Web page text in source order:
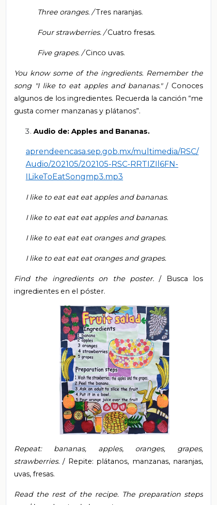
Three oranges. /Tres naranjas.
Four strawberries. /Cuatro fresas.
Five grapes. /Cinco uvas.
You know some of the ingredients. Remember the
song "I like to eat apples and bananas."/ Conoces
algunos de los ingredientes. Recuerda la canción “me
gusta comer manzanas y plátanos”.
Audio de: Apples and Bananas.
aprendeencasa.sep.gob.mx/multimedia/RSC/
Audio/202105/202105-RSC-RRTIZIl6FN-
ILikeToEatSongmp3.mp3
I like to eat eat eat apples and bananas.
I like to eat eat eat apples and bananas.
I like to eat eat eat oranges and grapes.
I like to eat eat eat oranges and grapes.
Find the ingredients on the poster./ Busca los
ingredientes en el póster.
Repeat: bananas, apples, oranges, grapes,
strawberries./ Repite: plátanos, manzanas, naranjas,
uvas, fresas.
Read the rest of the recipe. The preparation steps